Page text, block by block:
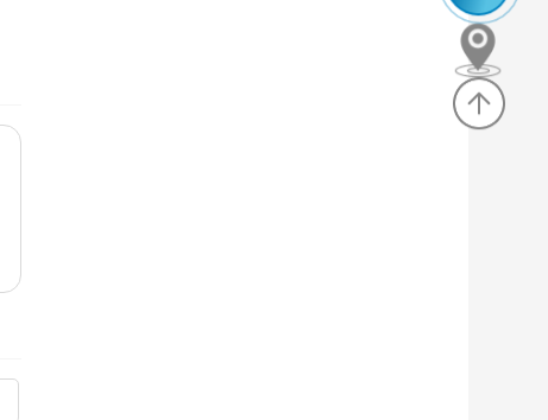
630
635
830